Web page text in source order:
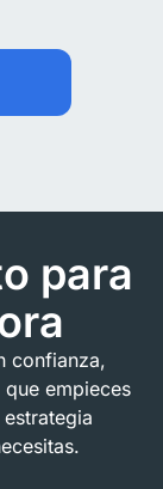
para
confianza,
empieces